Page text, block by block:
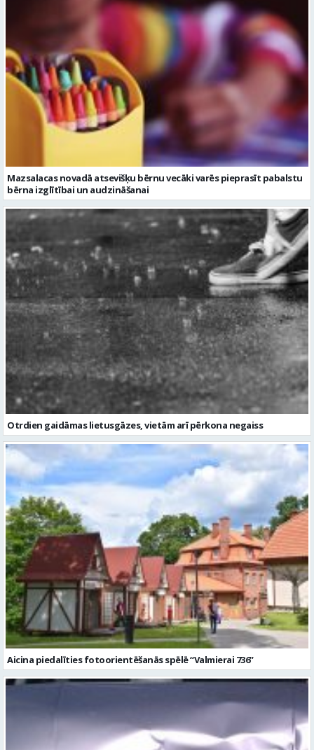
Mazsalacas novadā atsevišķu bērnu vecāki varēs pieprasīt pabalstu
bērna izglītībai un audzināšanai
Otrdien gaidāmas lietusgāzes, vietām arī pērkona negaiss
Aicina piedalīties fotoorientēšanās spēlē “Valmierai 736”